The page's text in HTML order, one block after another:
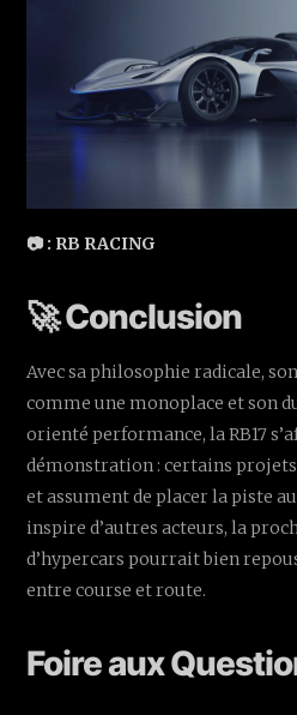
📷 : RB RACING
🚀 Conclusion
Avec sa philosophie radicale,
comme une monoplace et son
orienté performance, la RB17
démonstration : certains
et assument de placer la piste
inspire d’autres acteurs, la
d’hypercars pourrait bien
entre course et route.
Foire aux